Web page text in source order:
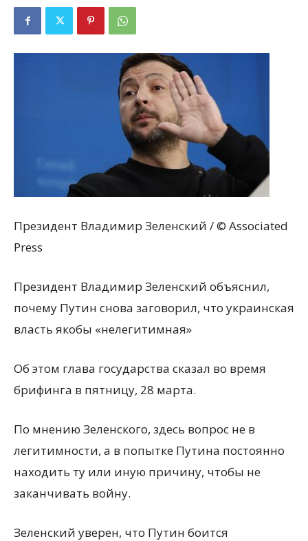
Президент Владимир Зеленский / © Associated
Press
Президент Владимир Зеленский объяснил,
почему Путин снова заговорил, что украинская
власть якобы «нелегитимная»
Об этом глава государства сказал во время
брифинга в пятницу, 28 марта.
По мнению Зеленского, здесь вопрос не в
легитимности, а в попытке Путина постоянно
находить ту или иную причину, чтобы не
заканчивать войну.
Зеленский уверен, что Путин боится